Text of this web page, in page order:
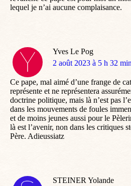
lequel je n’ai aucune complaisance.
Yves Le Pog
dit
2 août 2023 à 5 h 32
Ce pape, mal aimé d’une frange de
représente et ne représentera
doctrine politique, mais là n’est pas
dans les mouvements de foules
et de moins jeunes aussi pour le
là est l’avenir, non dans les critiques
Père. Adieussiatz
STEINER Yolande